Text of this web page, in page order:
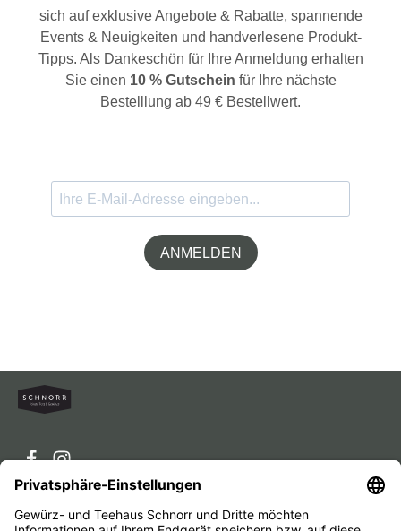
sich auf exklusive Angebote & Rabatte, spannende
Events & Neuigkeiten und handverlesene Produkt-
Tipps. Als Dankeschön für Ihre Anmeldung erhalten
Sie einen 10 % Gutschein für Ihre nächste
Bestelllung ab 49 € Bestellwert.
ANMELDEN
Service-Hotline